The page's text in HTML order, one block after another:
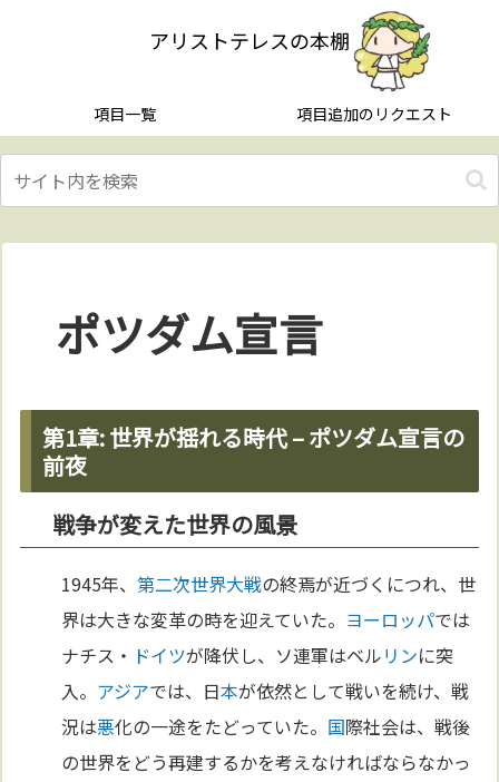
アリストテレスの本棚
項目一覧 項目追加のリクエスト
ポツダム宣言
第1章: 世界が揺れる時代 – ポツダム宣言の
前夜
戦争が変えた世界の風景
1945年、第二次世界大戦の終焉が近づくにつれ、世
界は大きな変革の時を迎えていた。 ヨーロッパでは
ナチス・ ドイツが降伏し、ソ連軍はベルリンに突
入。 アジアでは、日本が依然として戦いを続け、戦
況は悪化の一途をたどっていた。 国際社会は、戦後
の世界をどう再建するかを考えなければならなかっ